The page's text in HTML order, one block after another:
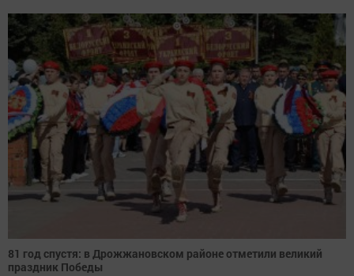
81 год спустя: в Дрожжановском районе отметили великий
праздник Победы